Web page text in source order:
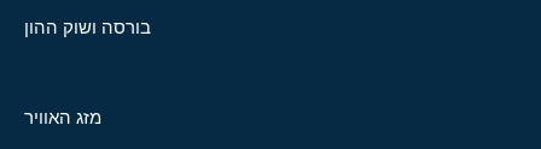
בורסה ושוק ההון
מזג האוויר